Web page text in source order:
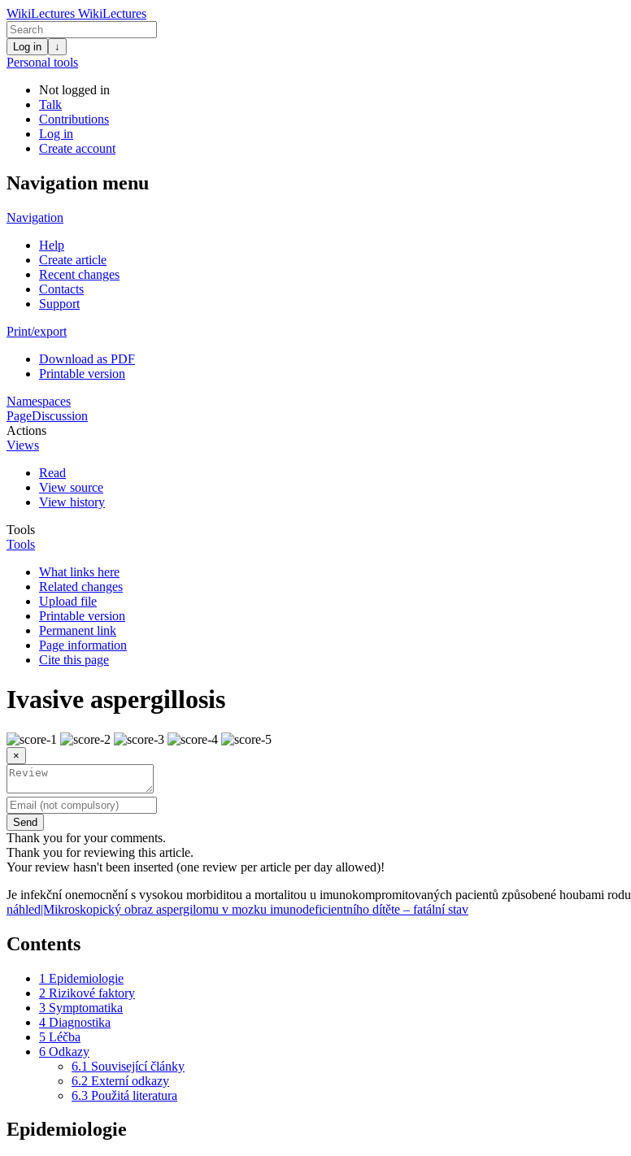
WikiLectures WikiLectures
Log in ↓
Personal tools
Not logged in
Talk
Contributions
Log in
Create account
Navigation menu
Navigation
Help
Create article
Recent changes
Contacts
Support
Print/export
Download as PDF
Printable version
Namespaces
PageDiscussion
Actions
Views
Read
View source
View history
Tools
Tools
What links here
Related changes
Upload file
Printable version
Permanent link
Page information
Cite this page
Ivasive aspergillosis
×
Send
Thank you for your comments.
Thank you for reviewing this article.
Your review hasn't been inserted (one review per article per day allowed)!
Je infekční onemocnění s vysokou morbiditou a mortalitou u imunokompromitovaných pacientů způsobené houbami rodu
náhled|Mikroskopický obraz aspergilomu v mozku imunodeficientního dítěte – fatální stav
Contents
1 Epidemiologie
2 Rizikové faktory
3 Symptomatika
4 Diagnostika
5 Léčba
6 Odkazy
6.1 Související články
6.2 Externí odkazy
6.3 Použitá literatura
Epidemiologie